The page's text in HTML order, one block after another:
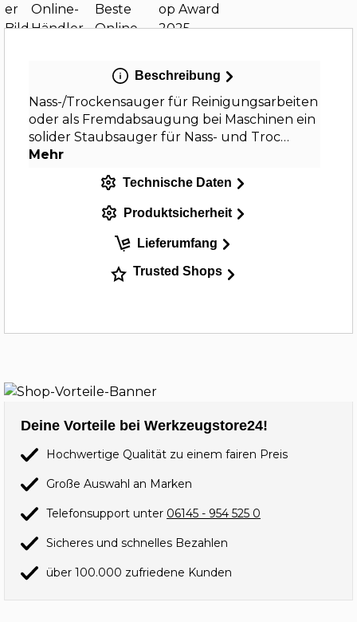
Beschreibung
Nass-/Trockensauger für Reinigungsarbeiten
oder als Fremdabsaugung bei Maschinen ein
solider Staubsauger für Nass- und Troc…
Mehr
Technische Daten
Produktsicherheit
Lieferumfang
Trusted Shops
Deine Vorteile bei Werkzeugstore24!
Hochwertige Qualität zu einem fairen Preis
Große Auswahl an Marken
Telefonsupport unter 06145 - 954 525 0
Sicheres und schnelles Bezahlen
über 100.000 zufriedene Kunden